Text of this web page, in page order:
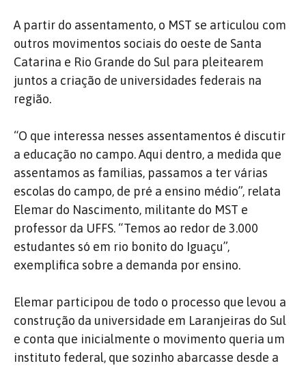
A partir do assentamento, o MST se articulou com
outros movimentos sociais do oeste de Santa
Catarina e Rio Grande do Sul para pleitearem
juntos a criação de universidades federais na
região.
“O que interessa nesses assentamentos é discutir
a educação no campo. Aqui dentro, a medida que
assentamos as famílias, passamos a ter várias
escolas do campo, de pré a ensino médio”, relata
Elemar do Nascimento, militante do MST e
professor da UFFS. “Temos ao redor de 3.000
estudantes só em rio bonito do Iguaçu”,
exemplifica sobre a demanda por ensino.
Elemar participou de todo o processo que levou a
construção da universidade em Laranjeiras do Sul
e conta que inicialmente o movimento queria um
instituto federal, que sozinho abarcasse desde a